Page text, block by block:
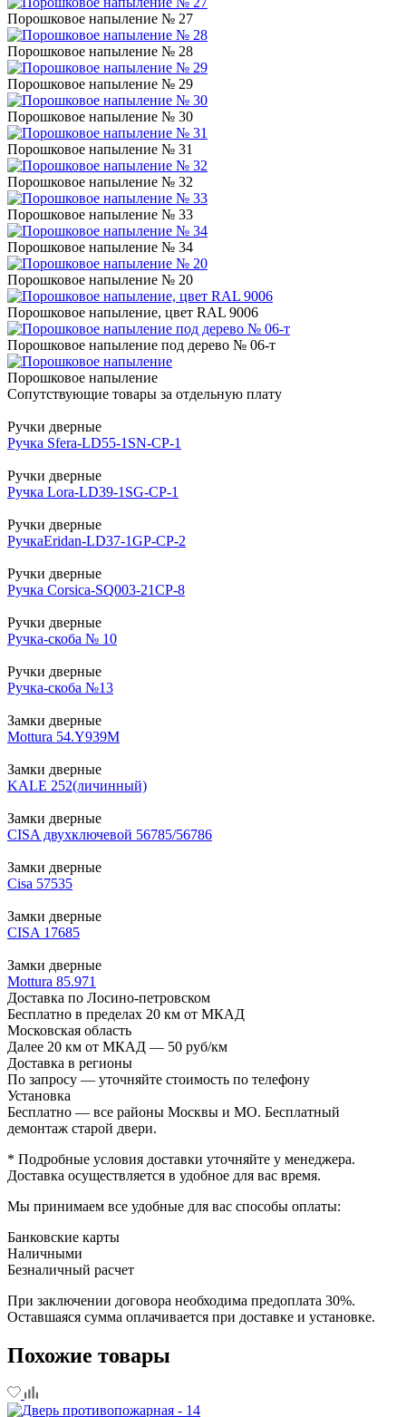
Порошковое напыление № 27
Порошковое напыление № 28
Порошковое напыление № 29
Порошковое напыление № 30
Порошковое напыление № 31
Порошковое напыление № 32
Порошковое напыление № 33
Порошковое напыление № 34
Порошковое напыление № 20
Порошковое напыление, цвет RAL 9006
Порошковое напыление под дерево № 06-т
Порошковое напыление
Сопутствующие товары за отдельную плату
Ручки дверные
Ручка Sfera-LD55-1SN-CP-1
Ручки дверные
Ручка Lora-LD39-1SG-CP-1
Ручки дверные
РучкаEridan-LD37-1GP-CP-2
Ручки дверные
Ручка Corsica-SQ003-21СР-8
Ручки дверные
Ручка-скоба № 10
Ручки дверные
Ручка-скоба №13
Замки дверные
Mottura 54.Y939M
Замки дверные
KALE 252(личинный)
Замки дверные
CISA двухключевой 56785/56786
Замки дверные
Cisa 57535
Замки дверные
CISA 17685
Замки дверные
Mottura 85.971
Доставка по Лосино-петровском
Бесплатно в пределах 20 км от МКАД
Московская область
Далее 20 км от МКАД — 50 руб/км
Доставка в регионы
По запросу — уточняйте стоимость по телефону
Установка
Бесплатно — все районы Москвы и МО. Бесплатный
демонтаж старой двери.
* Подробные условия доставки уточняйте у менеджера.
Доставка осуществляется в удобное для вас время.
Мы принимаем все удобные для вас способы оплаты:
Банковские карты
Наличными
Безналичный расчет
При заключении договора необходима предоплата 30%.
Оставшаяся сумма оплачивается при доставке и установке.
Похожие товары